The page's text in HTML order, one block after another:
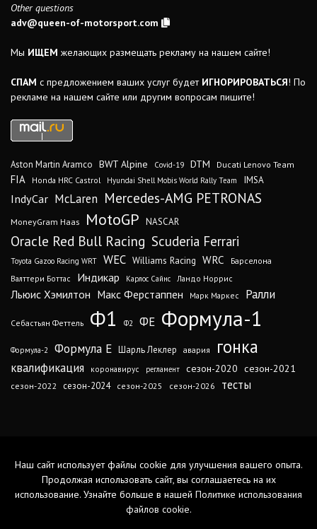
Other questions
adv@queen-of-motorsport.com
Мы ИЩЕМ желающих размещать рекламу на нашем сайте!
СПАМ с предложением ваших услуг будет ИГНОРИРОВАТЬСЯ! По
рекламе на нашем сайте или другим вопросам пишите!
Aston Martin Aramco BWT Alpine Covid-19 DTM Ducati Lenovo Team
FIA Honda HRC Castrol Hyundai Shell Mobis World Rally Team IMSA
IndyCar McLaren Mercedes-AMG PETRONAS
MoneyGram Haas MotoGP NASCAR
Oracle Red Bull Racing Scuderia Ferrari
Toyota Gazoo Racing WRT WEC Williams Racing WRC
Барселона
Валттери Боттас
Индикар Карлос Сайнс Ландо Норрис
Льюис Хэмилтон Макс Ферстаппен Марк Маркес Ралли
Себастьян Феттель Ф1 Ф2 ФЕ Формула-1
Формула-2 Формула Е Шарль Леклер авария гонка
квалификация коронавирус регламент сезон-2020 сезон-2021
сезон-2022 сезон-2024 сезон-2025 сезон-2026 тесты
Наш сайт использует файлы cookie для улучшения вашего опыта.
Продолжая использовать сайт, вы соглашаетесь на их
использование. Узнайте больше в нашей Политике использования
файлов cookie.